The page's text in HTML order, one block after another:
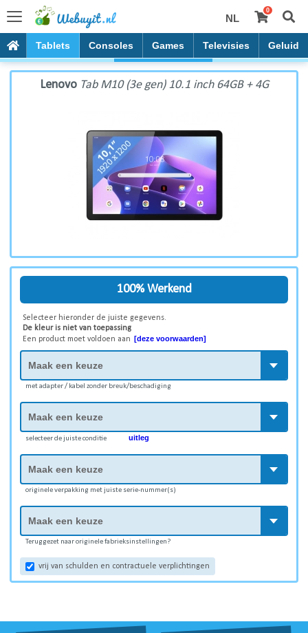
NL
0
Tablets Consoles Games Televisies Geluid
Lenovo Tab M10 (3e gen) 10.1 inch 64GB + 4G
Lenovo Tab M10 (3e gen) 10.1 inch 64GB + 4G
100% Werkend
Selecteer hieronder de juiste gegevens.
De kleur is niet van toepassing
Een product moet voldoen aan [deze voorwaarden]
met adapter / kabel zonder breuk/beschadiging
selecteer de juiste conditie uitleg
originele verpakking met juiste serie-nummer(s)
Teruggezet naar originele fabrieksinstellingen?
vrij van schulden en contractuele verplichtingen